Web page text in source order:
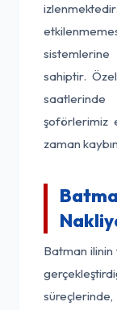
izlenmektedir.
sahiptir.
şoförlerimiz
zaman
Batman ilinin